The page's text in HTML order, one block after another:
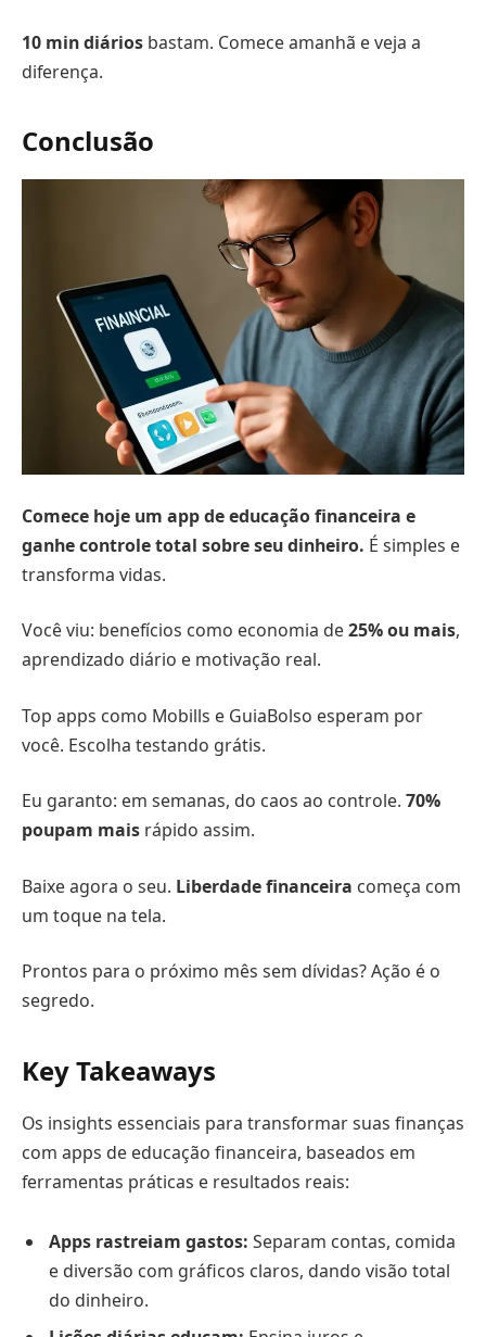
10 min diários bastam. Comece amanhã e veja a
diferença.
Conclusão
Comece hoje um app de educação financeira e
ganhe controle total sobre seu dinheiro. É simples e
transforma vidas.
Você viu: benefícios como economia de25% ou mais,
aprendizado diário e motivação real.
Top apps como Mobills e GuiaBolso esperam por
você. Escolha testando grátis.
Eu garanto: em semanas, do caos ao controle. 70%
poupam mais rápido assim.
Baixe agora o seu. Liberdade financeira começa com
um toque na tela.
Prontos para o próximo mês sem dívidas? Ação é o
segredo.
Key Takeaways
Os insights essenciais para transformar suas finanças
com apps de educação financeira, baseados em
ferramentas práticas e resultados reais:
Apps rastreiam gastos: Separam contas, comida
e diversão com gráficos claros, dando visão total
do dinheiro.